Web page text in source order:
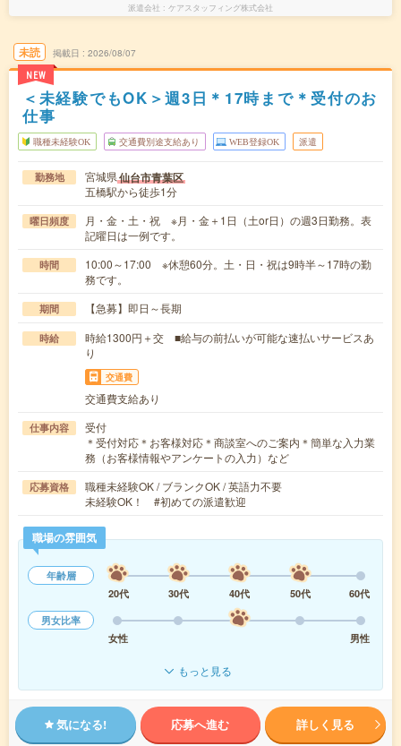
派遣会社 ケアスタッフィング株式会社
未読
NEW
掲載日 2026/08/07
＜未経験でもOK＞週3日＊17時まで＊受付のお
仕事
職種未経験OK 交通費別途支給あり WEB登録OK 派遣
勤務地 宮城県仙台市青葉区
五橋駅から徒歩1分
曜日頻度
月・金・土・祝 ※月・金＋1日（土or日）の週3日勤務。表
記曜日は一例です。
時間
10:00～17:00 ※休憩60分。土・日・祝は9時半～17時の勤
務です。
期間 【急募】即日～長期
時給
時給1300円＋交 ■給与の前払いが可能な速払いサービスあ
り
交通費
交通費支給あり
仕事内容
受付
＊受付対応＊お客様対応＊商談室へのご案内＊簡単な入力業
務（お客様情報やアンケートの入力）など
応募資格
職種未経験OK / ブランクOK / 英語力不要
未経験OK！ #初めての派遣歓迎
職場の雰囲気
年齢層
20代
30代 40代 50代
60代
男女比率
女性
男性
もっと見る
気になる! 応募へ進む 詳しく見る